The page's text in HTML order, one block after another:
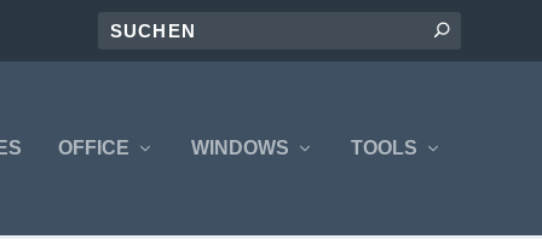
OFFICE WINDOWS TOOLS